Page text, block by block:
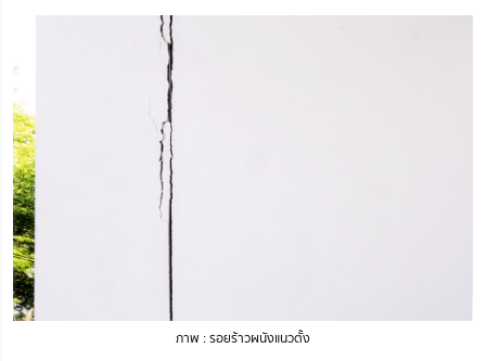
ภาพ : รอยร้าวผนังแนวตั้ง